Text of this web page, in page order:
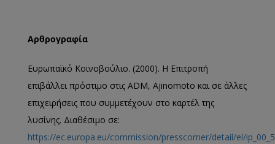
Αρθρογραφία
Ευρωπαϊκό Κοινοβούλιο. (2000). Η Επιτροπή
επιβάλλει πρόστιμο στις ADM, Ajinomoto και σε άλλες
επιχειρήσεις που συμμετέχουν στο καρτέλ της
λυσίνης. Διαθέσιμο σε:
https://ec.europa.eu/commission/presscorner/detail/el/